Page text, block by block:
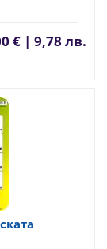
€ | 9,78 лв.